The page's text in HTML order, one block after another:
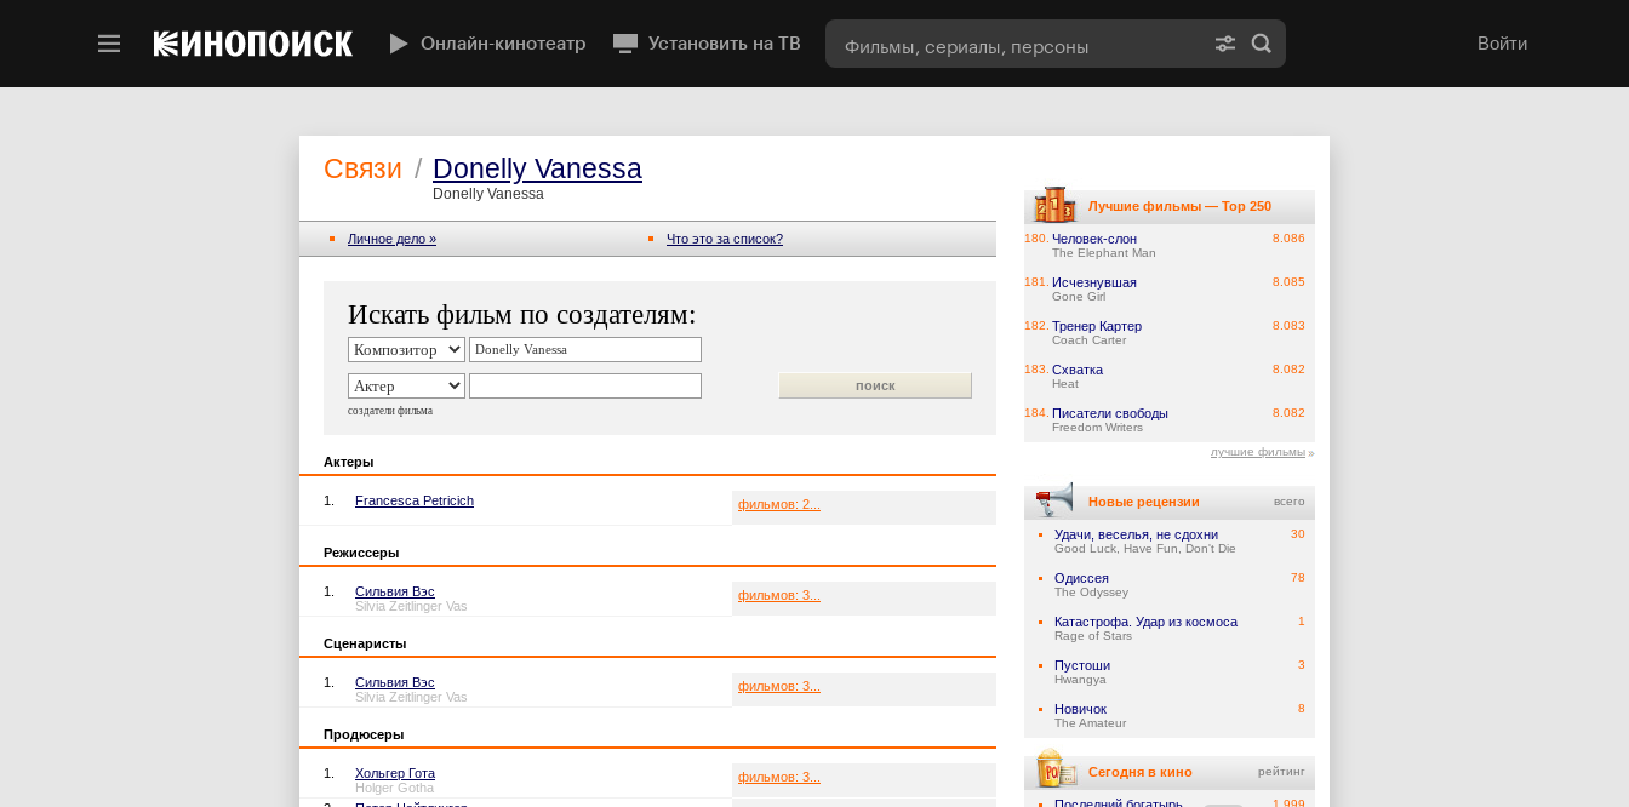
Онлайн-кинотеатр Установить на ТВ Войти
Связи / Donelly Vanessa
Donelly Vanessa
Личное дело » Что это за список?
Искать фильм по создателям:
создатели фильма
Актеры
1. Francesca Petricich фильмов: 2...
Режиссеры
1.
Сильвия Вэс
Silvia Zeitlinger Vas
фильмов: 3...
Сценаристы
1.
Сильвия Вэс
Silvia Zeitlinger Vas
фильмов: 3...
Продюсеры
1.
Хольгер Гота
Holger Gotha
фильмов: 3...
Лучшие фильмы — Top 250
180. Человек-слон
The Elephant Man
8.086
181. Исчезнувшая
Gone Girl
8.085
182. Тренер Картер
Coach Carter
8.083
183. Схватка
Heat
8.082
184. Писатели свободы
Freedom Writers
8.082
лучшие фильмы
Новые рецензии всего
Удачи, веселья, не сдохни
Good Luck, Have Fun, Don't Die
30
Одиссея
The Odyssey
78
Катастрофа. Удар из космоса
Rage of Stars
1
Пустоши
Hwangya
3
Новичок
The Amateur
8
Сегодня в кино рейтинг
1.999